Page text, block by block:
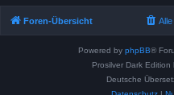
Foren-Übersicht
Powered by phpBB®
Prosilver Dark Edition
Deutsche